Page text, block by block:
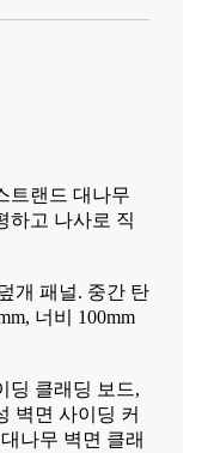
트랜드 대나무
하고 나사로 직
개 패널. 중간 탄
너비 100mm
딩 클래딩 보드,
벽면 사이딩 커
나무 벽면 클래